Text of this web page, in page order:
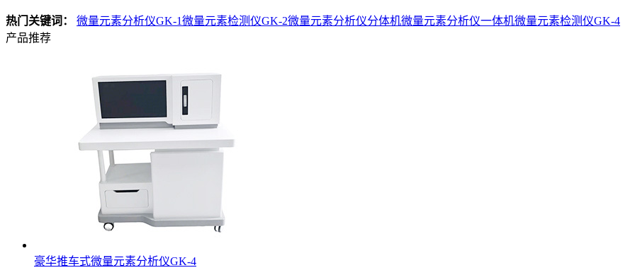
热门关键词： 微量元素分析仪GK-1微量元素检测仪GK-2微量元素分析仪分体机微量元素分析仪一体机微量元素检测仪GK-4
产品推荐
豪华推车式微量元素分析仪GK-4